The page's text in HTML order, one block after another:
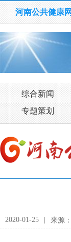
河南公共健康
综合新闻
专题策划
2020-01-25 来源